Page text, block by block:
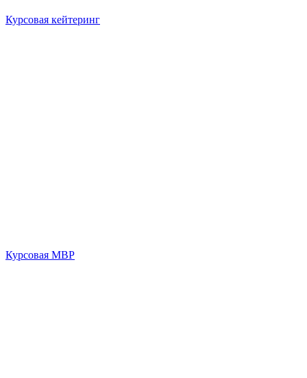
Курсовая кейтеринг
Курсовая МВР